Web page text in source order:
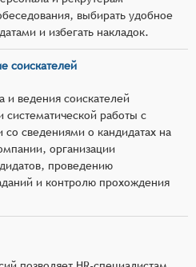
выбирать удобное
и избегать накладок.
соискателей
и ведения соискателей
систематической работы с
сведениями о кандидатах на
организации
проведению
и контролю прохождения